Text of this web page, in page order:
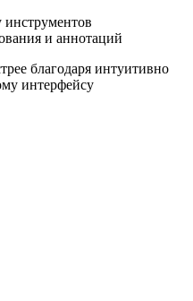
и аннотаций
благодаря интуитивно
интерфейсу